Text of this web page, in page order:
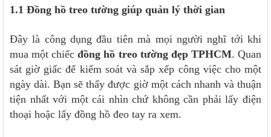
1.1 Đồng hồ treo tường giúp quản lý thời gian
Đây là công dụng đầu tiên mà mọi người nghĩ tới khi
mua một chiếcđồng hồ treo tường đẹp TPHCM. Quan
sát giờ giấc để kiểm soát và sắp xếp công việc cho một
ngày dài. Bạn sẽ thấy được giờ một cách nhanh và thuận
tiện nhất với một cái nhìn chứ không cần phải lấy điện
thoại hoặc lấy đồng hồ đeo tay ra xem.